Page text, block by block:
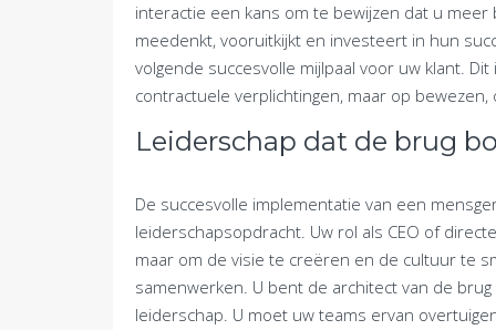
interactie een kans om te bewijzen dat u
meedenkt, vooruitkijkt en investeert in hun
volgende succesvolle mijlpaal voor uw klant.
contractuele verplichtingen, maar op
Leiderschap dat de brug
De succesvolle implementatie van een
leiderschapsopdracht. Uw rol als CEO of
maar om de visie te creëren en de cultuur te
samenwerken. U bent de architect van de
leiderschap. U moet uw teams ervan